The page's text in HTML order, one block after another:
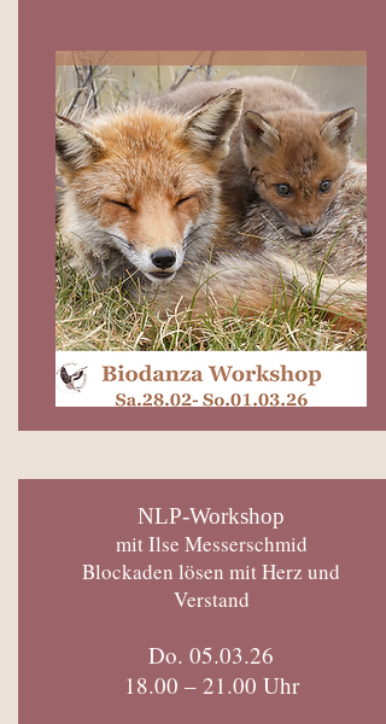
NLP-Workshop
mit Ilse Messerschmid
Blockaden lösen mit Herz und
Verstand
Do. 05.03.26
18.00 – 21.00 Uhr